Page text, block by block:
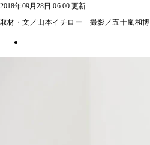
2018年09月28日 06:00 更新
取材・文／山本イチロー 撮影／五十嵐和博